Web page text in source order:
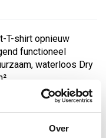
Over
T-shirt opnieuw
functioneel
waterloos Dry